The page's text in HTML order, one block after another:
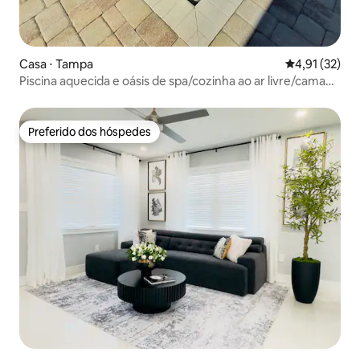
Casa ⋅ Tampa 4,91 de uma
4,91 (32)
Piscina aquecida e oásis de spa/cozinha ao ar livre/cama
Preferido dos hóspedes
Preferido dos hóspedes